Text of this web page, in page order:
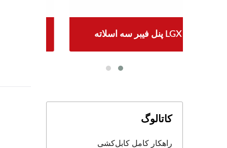
پنل فیبر سه اسلاته LGX
کاتالوگ
راهکار کامل کابل‌کشی